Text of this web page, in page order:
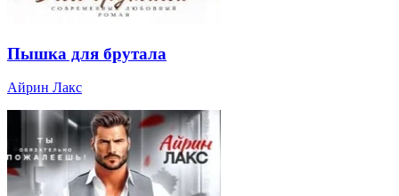
Пышка для брутала
Айрин Лакс